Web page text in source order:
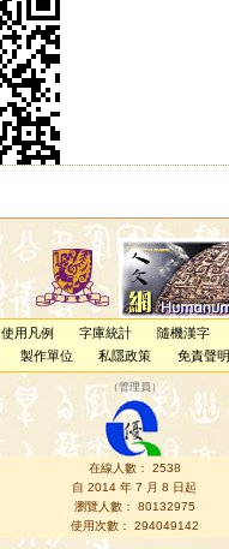
使用凡例 字庫統計 隨機漢字
製作單位 私隱政策 免責聲明
（管理員 ）
在線人數： 2538
自 2014 年 7 月 8 日起
瀏覽人數： 80132975
使用次數： 294049142